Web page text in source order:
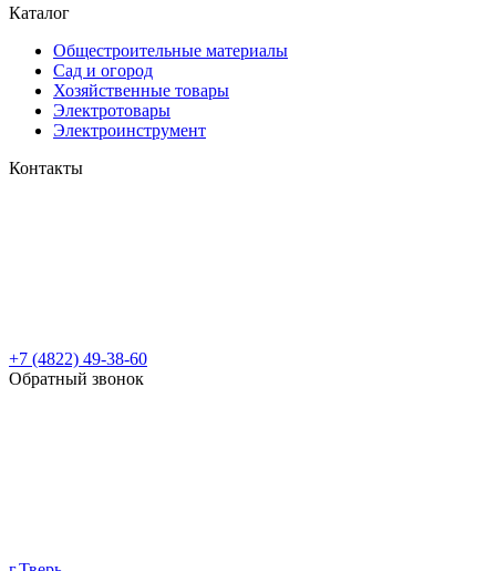
Каталог
Общестроительные материалы
Сад и огород
Хозяйственные товары
Электротовары
Электроинструмент
Контакты
+7 (4822) 49-38-60
Обратный звонок